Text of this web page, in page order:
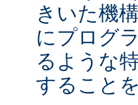
きいた機
にプログ
るような
すること